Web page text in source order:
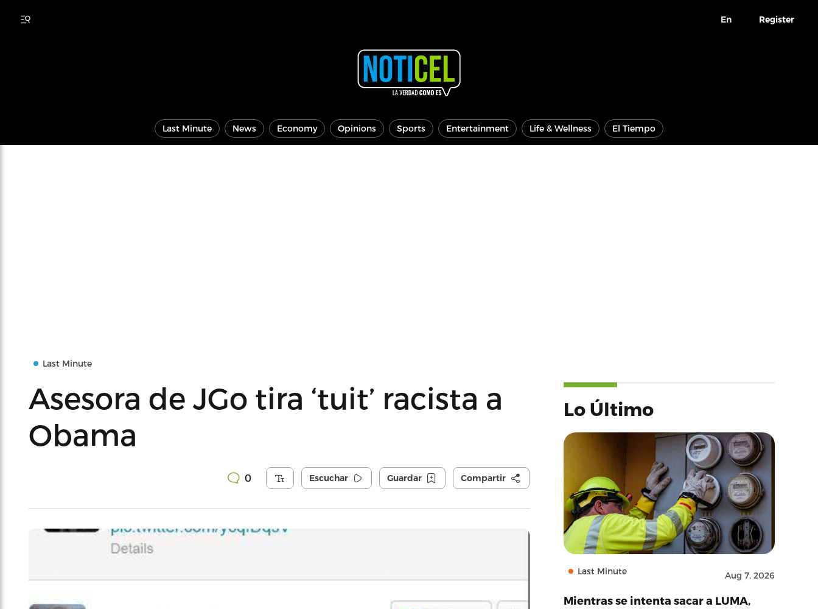
En Register
Last Minute News Economy Opinions Sports Entertainment Life & Wellness El Tiempo
Last Minute
Asesora de JGo tira ‘tuit’ racista a
Obama
0 Escuchar Guardar Compartir
Lo Último
Last Minute Aug 7, 2026
Mientras se intenta sacar a LUMA,